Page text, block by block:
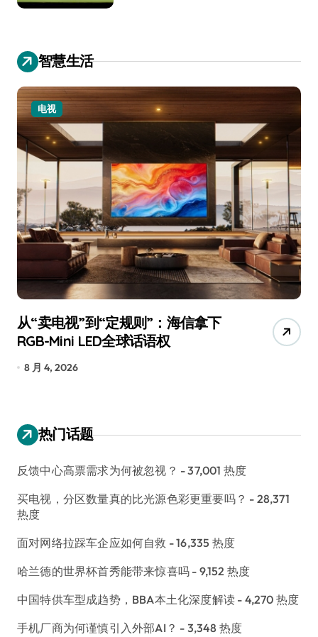
智慧生活
电视
从“卖电视”到“定规则”：海信拿下
RGB-Mini LED全球话语权
8 月 4, 2026
热门话题
反馈中心高票需求为何被忽视？ - 37,001 热度
买电视，分区数量真的比光源色彩更重要吗？ - 28,371
热度
面对网络拉踩车企应如何自救 - 16,335 热度
哈兰德的世界杯首秀能带来惊喜吗 - 9,152 热度
中国特供车型成趋势，BBA本土化深度解读 - 4,270 热度
手机厂商为何谨慎引入外部AI？ - 3,348 热度